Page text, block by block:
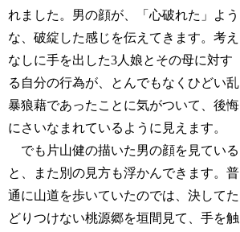
れました。男の顔が、「心破れた」よう
な、破綻した感じを伝えてきます。考え
なしに手を出した3人娘とその母に対す
る自分の行為が、とんでもなくひどい乱
暴狼藉であったことに気がついて、後悔
にさいなまれているように見えます。
でも片山健の描いた男の顔を見ている
と、また別の見方も浮かんできます。普
通に山道を歩いていたのでは、決してた
どりつけない桃源郷を垣間見て、手を触